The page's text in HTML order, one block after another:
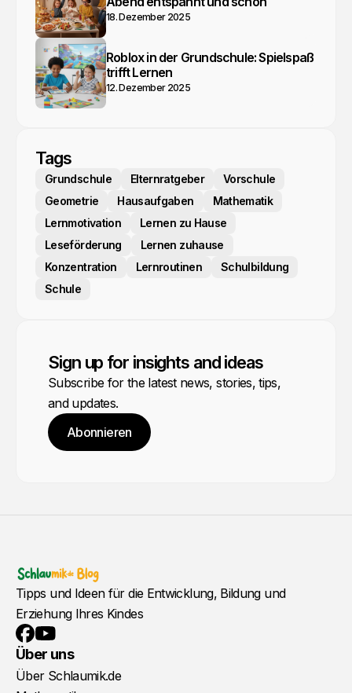
18. Dezember 2025
Roblox in der Grundschule: Spielspaß
trifft Lernen
12. Dezember 2025
Tags
Grundschule Elternratgeber
Vorschule
Geometrie
Hausaufgaben
Mathematik
Lernmotivation
Lernen zu Hause
Leseförderung
Lernen zuhause
Konzentration
Lernroutinen
Schulbildung
Schule
Sign up for insights and ideas
Subscribe for the latest news, stories, tips,
and updates.
Abonnieren
Tipps und Ideen für die Entwicklung, Bildung und
Erziehung Ihres Kindes
Facebook
YouTube
Über uns
Über Schlaumik.de